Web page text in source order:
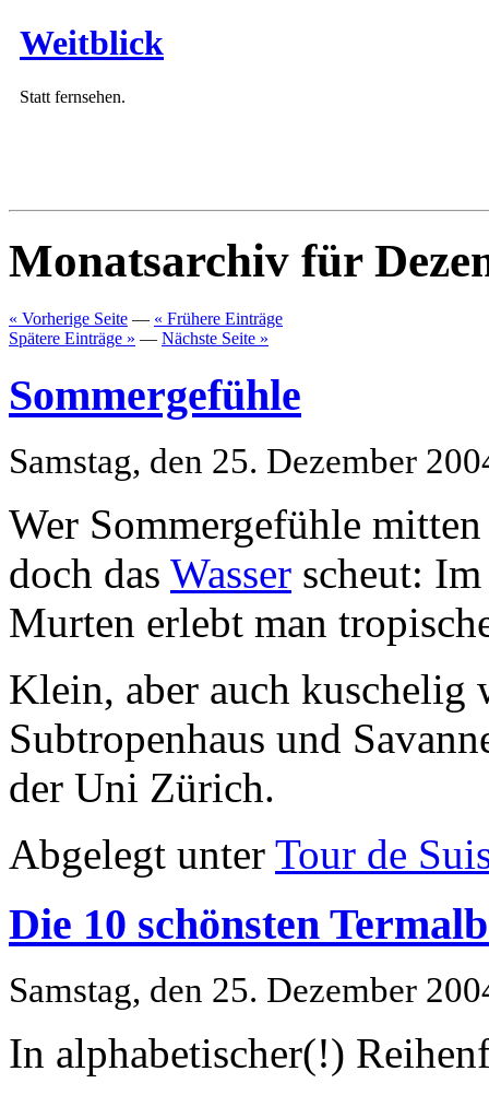
Weitblick
Statt fernsehen.
Monatsarchiv für
« Vorherige Seite — « Frühere Einträge
Spätere Einträge » — Nächste Seite »
Sommergefühle
Samstag, den 25. Dezember
Wer Sommergefühle
doch das Wasser scheut:
Murten erlebt man
Klein, aber auch kuschelig
Subtropenhaus und
der Uni Zürich.
Abgelegt unter Tour de
Die 10 schönsten
Samstag, den 25. Dezember
In alphabetischer(!)